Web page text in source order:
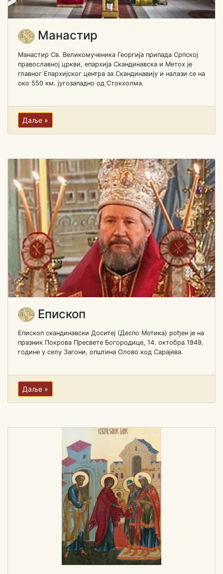
Манастир
Манастир Св. Великомученика Георгија припада Српској
православној цркви, епархија Скандинавска и Метох је
главног Епархијског центра за Скандинавију и налази се на
око 550 км. југозападно од Стокхолма.
Даље »
Епископ
Епископ скандинавски Доситеј (Деспо Мотика) рођен je на
празник Покрова Пресвете Богородице, 14. октобра 1949.
године у селу Загони, општина Олово код Сарајева.
Даље »